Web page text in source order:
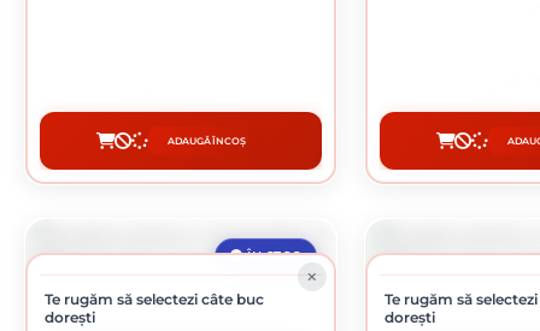
CUMPĂRĂ
ADAUGĂ ÎN COȘ
ÎN STOC
Te rugăm să selectezi câte buc
dorești
Te rugăm să
dorești